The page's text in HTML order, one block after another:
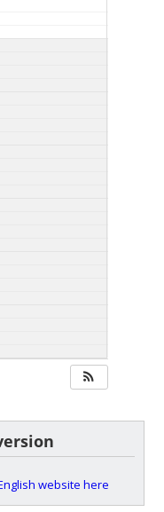
website here